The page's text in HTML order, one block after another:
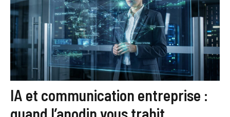
IA et communication entreprise :